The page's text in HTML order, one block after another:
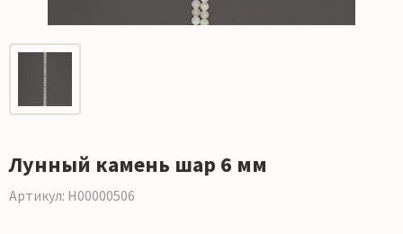
Лунный камень шар 6 мм
Артикул: Н00000506